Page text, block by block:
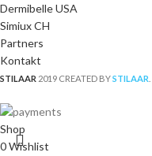
Dermibelle USA
Simiux CH
Partners
Kontakt
STILAAR 2019 CREATED BYSTILAAR
Shop
0Wishlist